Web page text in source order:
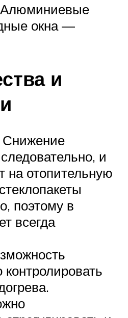
Алюминиевые
окна —
и
и
на отопительную
поэтому в
всегда